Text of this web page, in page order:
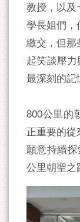
教授，以及
學長姐們，
繳交，但那
起笑談壓
最深刻的記
800公里的
正重要的從
願意持續
公里朝聖之